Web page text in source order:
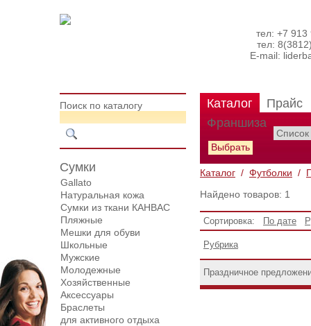
тел: +7 913
тел:
E-mail:
Поиск по каталогу
Сумки
Gallato
Натуральная кожа
Сумки из ткани КАНВАС
Пляжные
Мешки для обуви
Школьные
Мужские
Молодежные
Хозяйственные
Аксессуары
Браслеты
для активного отдыха
Каталог
Прайс
Франшиза
Каталог / Футболки /
Найдено товаров: 1
Сортировка: По дате
Рубрика
Праздничное